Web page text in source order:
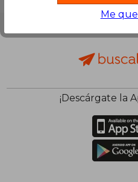
¡Descárgate la
Me